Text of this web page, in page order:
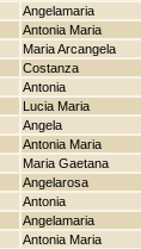
Angelamaria
Antonia Maria
Maria Arcangela
Costanza
Antonia
Lucia Maria
Angela
Antonia Maria
Maria Gaetana
Angelarosa
Antonia
Angelamaria
Antonia Maria